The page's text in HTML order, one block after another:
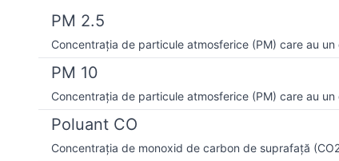
PM 2.5
Concentrația de particule atmosferice (PM) care au
PM 10
Concentrația de particule atmosferice (PM) care au
Poluant CO
Concentrația de monoxid de carbon de suprafață